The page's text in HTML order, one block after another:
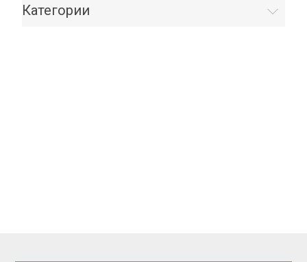
Категории